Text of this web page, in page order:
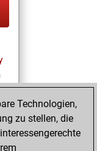
Technologien,
zu stellen, die